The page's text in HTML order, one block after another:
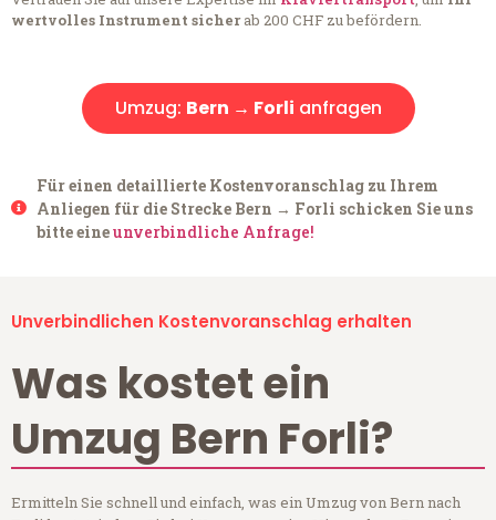
wertvolles Instrument sicherab 200 CHF zu befördern.
Umzug: Bern → Forli anfragen
Für einen detaillierte Kostenvoranschlag zu Ihrem
Anliegen für die Strecke Bern → Forli schicken Sie uns
bitte eineunverbindliche Anfrage!
Unverbindlichen Kostenvoranschlag erhalten
Was kostet ein
Umzug Bern Forli?
Ermitteln Sie schnell und einfach, was ein Umzug von Bern nach